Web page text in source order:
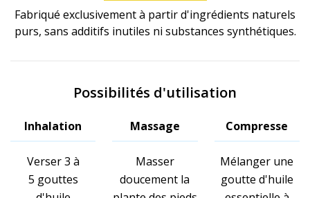
Fabriqué exclusivement à partir d'ingrédients naturels
purs, sans additifs inutiles ni substances synthétiques.
Possibilités d'utilisation
Inhalation
Verser 3 à
5 gouttes
Massage
Masser
doucement la
Compresse
Mélanger une
goutte d'huile